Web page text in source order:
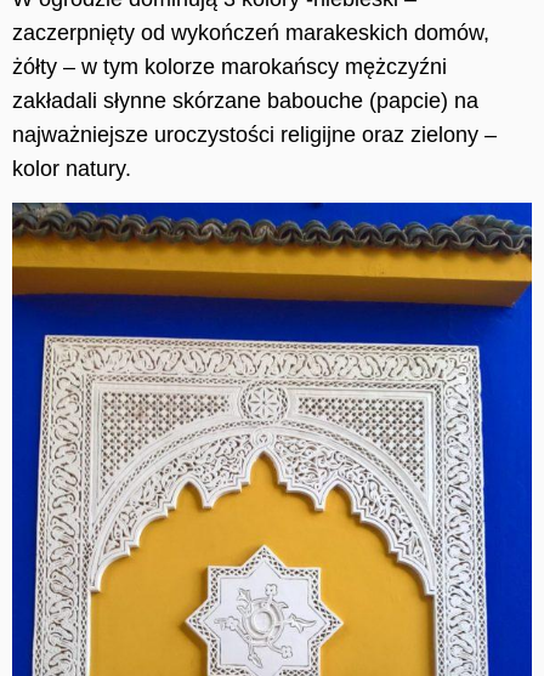
zaczerpnięty od wykończeń marakeskich domów,
żółty – w tym kolorze marokańscy mężczyźni
zakładali słynne skórzane babouche (papcie) na
najważniejsze uroczystości religijne oraz zielony –
kolor natury.